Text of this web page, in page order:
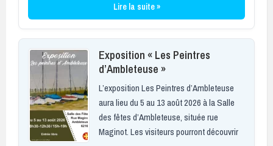
Lire la suite »
Exposition « Les Peintres
d’Ambleteuse »
L’exposition Les Peintres d’Ambleteuse
aura lieu du 5 au 13 août 2026 à la Salle
des fêtes d’Ambleteuse, située rue
Maginot. Les visiteurs pourront découvrir